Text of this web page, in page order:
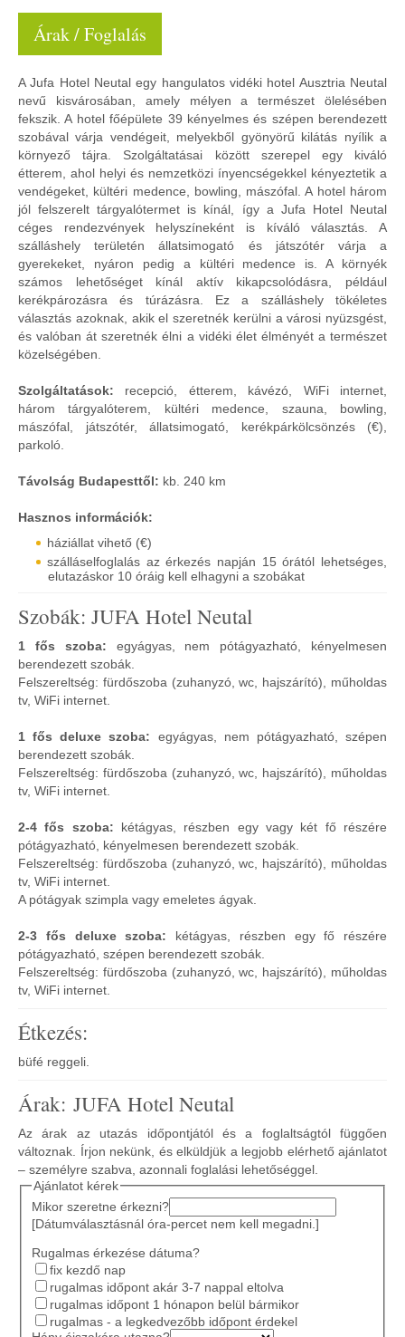
Árak / Foglalás
A Jufa Hotel Neutal egy hangulatos vidéki hotel Ausztria Neutal
nevű kisvárosában, amely mélyen a természet ölelésében
fekszik. A hotel főépülete 39 kényelmes és szépen berendezett
szobával várja vendégeit, melyekből gyönyörű kilátás nyílik a
környező tájra. Szolgáltatásai között szerepel egy kiváló
étterem, ahol helyi és nemzetközi ínyencségekkel kényeztetik a
vendégeket, kültéri medence, bowling, mászófal. A hotel három
jól felszerelt tárgyalótermet is kínál, így a Jufa Hotel Neutal
céges rendezvények helyszíneként is kíváló választás. A
szálláshely területén állatsimogató és játszótér várja a
gyerekeket, nyáron pedig a kültéri medence is. A környék
számos lehetőséget kínál aktív kikapcsolódásra, például
kerékpározásra és túrázásra. Ez a szálláshely tökéletes
választás azoknak, akik el szeretnék kerülni a városi nyüzsgést,
és valóban át szeretnék élni a vidéki élet élményét a természet
közelségében.
Szolgáltatások: recepció, étterem, kávézó, WiFi internet,
három tárgyalóterem, kültéri medence, szauna, bowling,
mászófal, játszótér, állatsimogató, kerékpárkölcsönzés (€),
parkoló.
Távolság Budapesttől: kb. 240 km
Hasznos információk:
háziállat vihető (€)
szálláselfoglalás az érkezés napján 15 órától lehetséges,
elutazáskor 10 óráig kell elhagyni a szobákat
Szobák: JUFA Hotel Neutal
1 fős szoba: egyágyas, nem pótágyazható, kényelmesen
berendezett szobák.
Felszereltség: fürdőszoba (zuhanyzó, wc, hajszárító), műholdas
tv, WiFi internet.
1 fős deluxe szoba: egyágyas, nem pótágyazható, szépen
berendezett szobák.
Felszereltség: fürdőszoba (zuhanyzó, wc, hajszárító), műholdas
tv, WiFi internet.
2-4 fős szoba: kétágyas, részben egy vagy két fő részére
pótágyazható, kényelmesen berendezett szobák.
Felszereltség: fürdőszoba (zuhanyzó, wc, hajszárító), műholdas
tv, WiFi internet.
A pótágyak szimpla vagy emeletes ágyak.
2-3 fős deluxe szoba: kétágyas, részben egy fő részére
pótágyazható, szépen berendezett szobák.
Felszereltség: fürdőszoba (zuhanyzó, wc, hajszárító), műholdas
tv, WiFi internet.
Étkezés:
büfé reggeli.
Árak: JUFA Hotel Neutal
Az árak az utazás időpontjától és a foglaltságtól függően
változnak. Írjon nekünk, és elküldjük a legjobb elérhető ajánlatot
– személyre szabva, azonnali foglalási lehetőséggel.
Ajánlatot kérek
Mikor szeretne érkezni?
[Dátumválasztásnál óra-percet nem kell megadni.]
Rugalmas érkezése dátuma?
fix kezdő nap
rugalmas időpont akár 3-7 nappal eltolva
rugalmas időpont 1 hónapon belül bármikor
rugalmas - a legkedvezőbb időpont érdekel